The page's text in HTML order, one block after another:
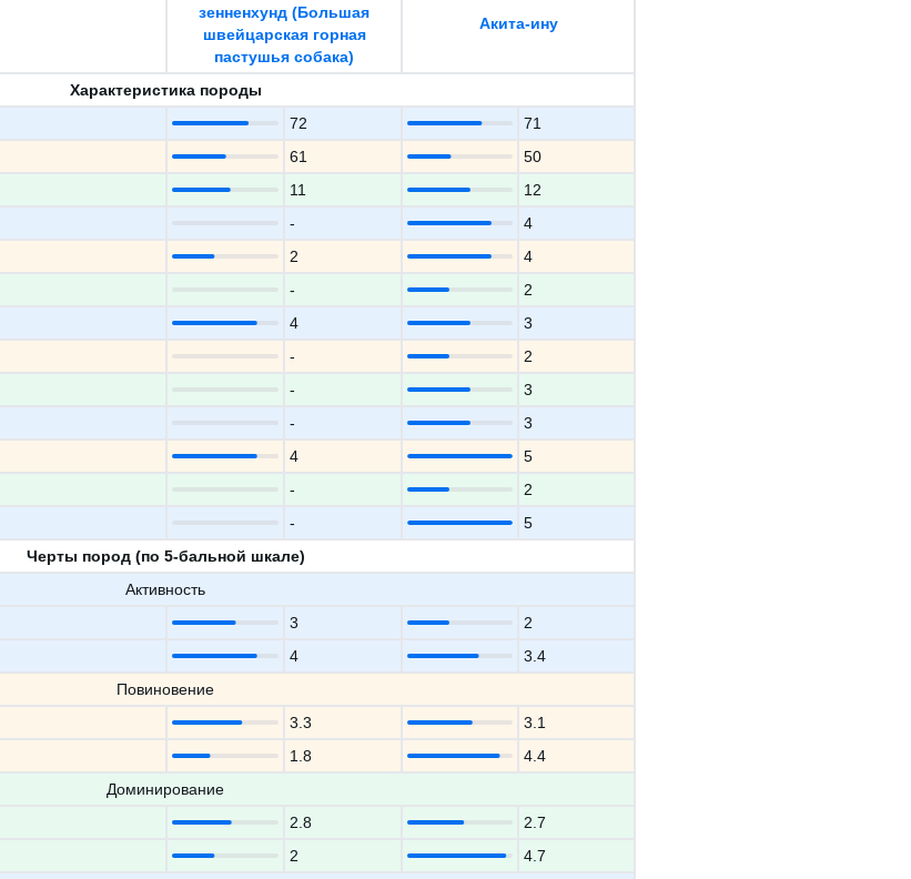
зенненхунд (Большая
швейцарская горная
пастушья собака)
Акита-ину
Характеристика породы
72
71
61
50
11
12
-
4
2
4
-
2
4
3
-
2
-
3
-
3
4
5
-
2
-
5
Черты пород (по 5-бальной шкале)
Активность
3
2
4
3.4
Повиновение
3.3
3.1
1.8
4.4
Доминирование
2.8
2.7
2
4.7